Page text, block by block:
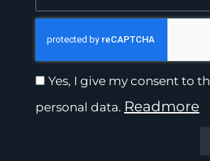
Yes, I give my consent to
personal data. Readmore